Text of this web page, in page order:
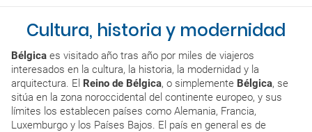
Cultura, historia y modernidad
Bélgica es visitado año tras año por miles de viajeros
interesados en la cultura, la historia, la modernidad y la
arquitectura. El Reino de Bélgica, o simplemente Bélgica, se
sitúa en la zona noroccidental del continente europeo, y sus
límites los establecen países como Alemania, Francia,
Luxemburgo y los Países Bajos. El país en general es de